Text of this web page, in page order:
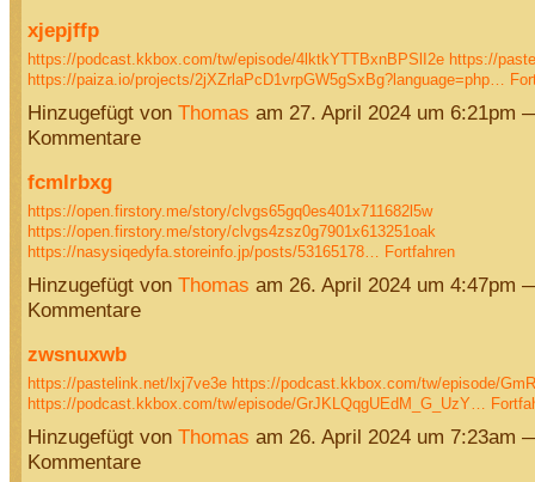
xjepjffp
https://podcast.kkbox.com/tw/episode/4lktkYTTBxnBPSlI2e https://
https://paiza.io/projects/2jXZrlaPcD1vrpGW5gSxBg?language=php…
Hinzugefügt von Thomas am 27. April 2024 um 6:21pm
Kommentare
fcmlrbxg
https://open.firstory.me/story/clvgs65gq0es401x711682l5w
https://open.firstory.me/story/clvgs4zsz0g7901x613251oak
https://nasysiqedyfa.storeinfo.jp/posts/53165178…
Fortfahren
Hinzugefügt von Thomas am 26. April 2024 um 4:47pm
Kommentare
zwsnuxwb
https://pastelink.net/lxj7ve3e https://podcast.kkbox.com/tw/episode/
https://podcast.kkbox.com/tw/episode/GrJKLQqgUEdM_G_UzY…
Hinzugefügt von Thomas am 26. April 2024 um 7:23am
Kommentare